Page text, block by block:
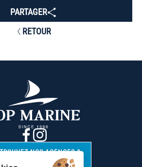
RETOUR
PARTAGER
NOS AGENCES &